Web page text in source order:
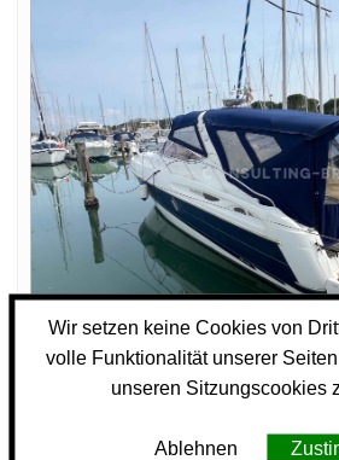
Motorboot
Wir setzen keine Cookies von
volle Funktionalität unserer
unseren Sitzungscookies
Ablehnen